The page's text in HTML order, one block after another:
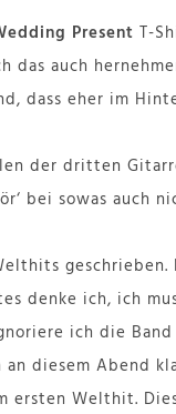
Present T-
das auch
dass eher im
der dritten
bei sowas auch
denke ich, ich
ich die
diesem Abend
Welthit.